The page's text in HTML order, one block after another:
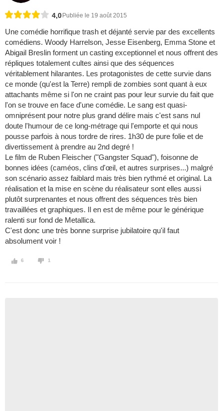
4,0 Publiée le 19 août 2015
Une comédie horrifique trash et déjanté servie par des excellents
comédiens. Woody Harrelson, Jesse Eisenberg, Emma Stone et
Abigail Breslin forment un casting exceptionnel et nous offrent des
répliques totalement cultes ainsi que des séquences
véritablement hilarantes. Les protagonistes de cette survie dans
ce monde (qu'est la Terre) rempli de zombies sont quant à eux
attachants même si l'on ne craint pas pour leur survie du fait que
l'on se trouve en face d'une comédie. Le sang est quasi-
omniprésent pour notre plus grand délire mais c'est sans nul
doute l'humour de ce long-métrage qui l'emporte et qui nous
pousse parfois à nous tordre de rires. 1h30 de pure folie et de
divertissement à prendre au 2nd degré !
Le film de Ruben Fleischer ("Gangster Squad"), foisonne de
bonnes idées (caméos, clins d'œil, et autres surprises...) malgré
son scénario assez faiblard mais très bien rythmé et original. La
réalisation et la mise en scène du réalisateur sont elles aussi
plutôt surprenantes et nous offrent des séquences très bien
travaillées et graphiques. Il en est de même pour le générique
ralenti sur fond de Metallica.
C'est donc une très bonne surprise jubilatoire qu'il faut
absolument voir !
6 1